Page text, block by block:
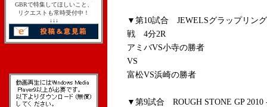
GBRで特集してほしいこと、
リクエストも常時受付中！
↓↓↓
▼第10試合 JEWELSグラップリン
戦 4分2R
アミバVS小寺の勝者
VS
富松VS浜崎の勝者
▼第9試合 ROUGH STONE GP